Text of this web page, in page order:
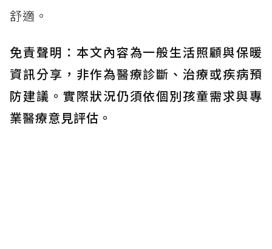
舒適。
免責聲明：本文內容為一般生活照顧與保暖
資訊分享，非作為醫療診斷、治療或疾病預
防建議。實際狀況仍須依個別孩童需求與專
業醫療意見評估。